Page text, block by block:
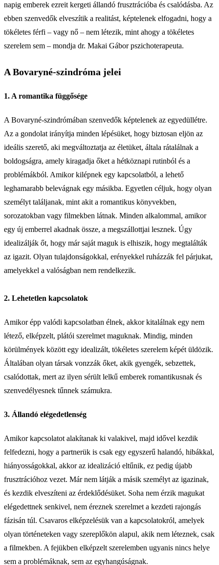
napig emberek ezreit kergeti állandó frusztrációba és csalódásba. Az
ebben szenvedők elveszítik a realitást, képtelenek elfogadni, hogy a
tökéletes férfi – vagy nő – nem létezik, mint ahogy a tökéletes
szerelem sem – mondja dr. Makai Gábor pszichoterapeuta.
A Bovaryné-szindróma jelei
1. A romantika függősége
A Bovaryné-szindrómában szenvedők képtelenek az egyedüllétre.
Az a gondolat irányítja minden lépésüket, hogy biztosan eljön az
ideális szerető, aki megváltoztatja az életüket, általa rátalálnak a
boldogságra, amely kiragadja őket a hétköznapi rutinból és a
problémákból. Amikor kilépnek egy kapcsolatból, a lehető
leghamarabb belevágnak egy másikba. Egyetlen céljuk, hogy olyan
személyt találjanak, mint akit a romantikus könyvekben,
sorozatokban vagy filmekben látnak. Minden alkalommal, amikor
egy új emberrel akadnak össze, a megszállottjai lesznek. Úgy
idealizálják őt, hogy már saját maguk is elhiszik, hogy megtalálták
az igazit. Olyan tulajdonságokkal, erényekkel ruházzák fel párjukat,
amelyekkel a valóságban nem rendelkezik.
2. Lehetetlen kapcsolatok
Amikor épp valódi kapcsolatban élnek, akkor kitalálnak egy nem
létező, elképzelt, plátói szerelmet maguknak. Mindig, minden
körülmények között egy idealizált, tökéletes szerelem képét üldözik.
Általában olyan társak vonzzák őket, akik gyengék, sebzettek,
csalódottak, mert az ilyen sérült lelkű emberek romantikusnak és
szenvedélyesnek tűnnek számukra.
3. Állandó elégedetlenség
Amikor kapcsolatot alakítanak ki valakivel, majd idővel kezdik
felfedezni, hogy a partnerük is csak egy egyszerű halandó, hibákkal,
hiányosságokkal, akkor az idealizáció eltűnik, ez pedig újabb
frusztrációhoz vezet. Már nem látják a másik személyt az igazinak,
és kezdik elveszíteni az érdeklődésüket. Soha nem érzik magukat
elégedettnek senkivel, nem éreznek szerelmet a kezdeti rajongás
fázisán túl. Csavaros elképzelésük van a kapcsolatokról, amelyek
olyan történeteken vagy szereplőkön alapul, akik nem léteznek, csak
a filmekben. A fejükben elképzelt szerelemben ugyanis nincs helye
sem a problémáknak, sem az egyhangúságnak.